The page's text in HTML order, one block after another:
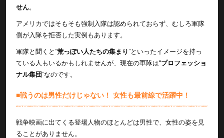
せん。
アメリカではそもそも強制入隊は認められておらず、むしろ軍隊
側が入隊を拒否した実例もあります。
軍隊と聞くと“荒っぽい人たちの集まり”といったイメージを持っ
ている人もいるかもしれませんが、現在の軍隊は“プロフェッショ
ナル集団”なのです。
■戦うのは男性だけじゃない！ 女性も最前線で活躍中！
戦争映画に出てくる登場人物のほとんどは男性で、女性の姿を見
ることがありません。